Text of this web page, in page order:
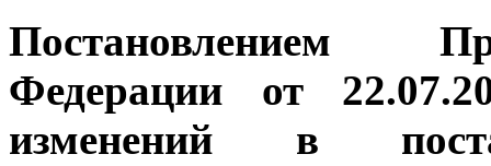
Постановлением
Федерации от
изменений в